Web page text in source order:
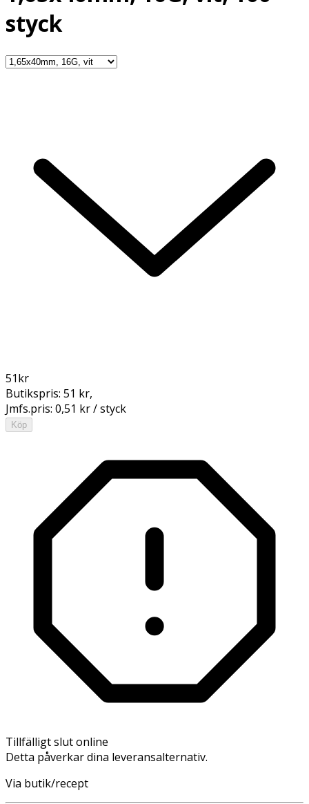
styck
51kr
Butikspris: 51 kr,
Jmfs.pris: 0,51 kr / styck
Köp
Tillfälligt slut online
Detta påverkar dina leveransalternativ.
Via butik/recept